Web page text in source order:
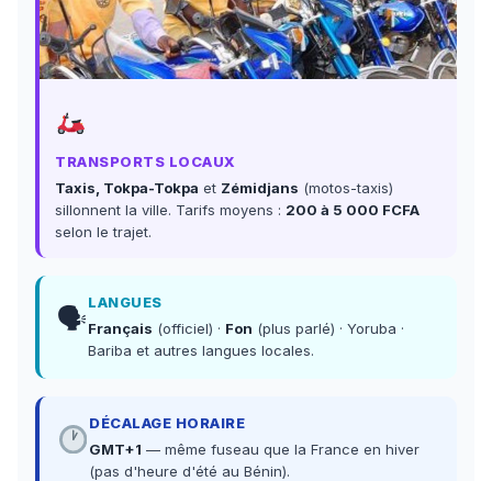
TRANSPORTS LOCAUX
Taxis, Tokpa-Tokpa et Zémidjans (motos-taxis)
sillonnent la ville. Tarifs moyens : 200 à 5 000 FCFA
selon le trajet.
🗣LANGUES
Français (officiel) · Fon (plus parlé) · Yoruba ·
Bariba et autres langues locales.
DÉCALAGE HORAIRE
GMT+1 — même fuseau que la France en hiver
(pas d'heure d'été au Bénin).